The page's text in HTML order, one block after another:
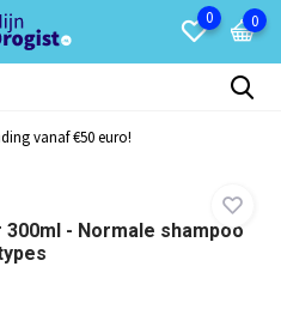
0 0
vanaf €50 euro!
- Normale shampoo